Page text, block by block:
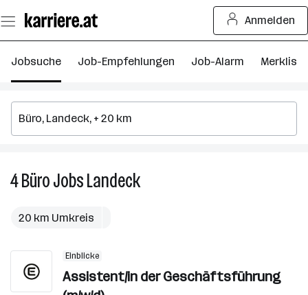
Seiteninhalt
springen
Anmelden
Jobsuche Job-Empfehlungen Job-Alarm Merkliste
4BüroJobsLandeck4
20 km Umkreis
Einblicke
Assistent/in der Geschäftsführung